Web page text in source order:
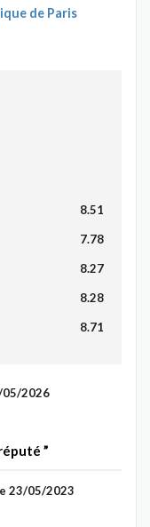
de Paris
8.51
7.78
8.27
8.28
8.71
05/2026
23/05/2023